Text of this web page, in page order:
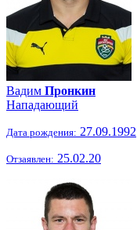
Вадим Пронкин
Нападающий
Дата рождения: 27.09.1992
Отзаявлен: 25.02.20